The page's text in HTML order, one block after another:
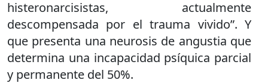
histeronarcisistas, actualmente
descompensada por el trauma vivido”. Y
que presenta una neurosis de angustia que
determina una incapacidad psíquica parcial
y permanente del 50%.